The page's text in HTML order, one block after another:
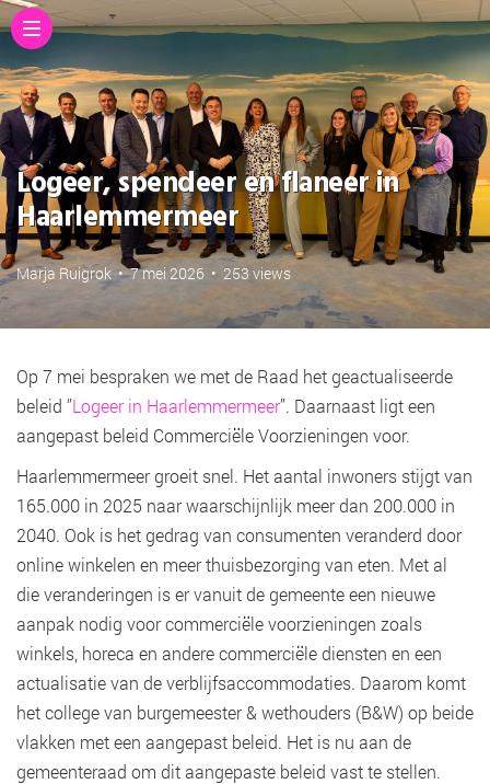
Logeer, spendeer en flaneer in
Haarlemmermeer
Marja Ruigrok • 7 mei 2026 • 253 views
Op 7 mei bespraken we met de Raad het geactualiseerde
beleid ‘’Logeer in Haarlemmermeer’’. Daarnaast ligt een
aangepast beleid Commerciële Voorzieningen voor.
Haarlemmermeer groeit snel. Het aantal inwoners stijgt van
165.000 in 2025 naar waarschijnlijk meer dan 200.000 in
2040. Ook is het gedrag van consumenten veranderd door
online winkelen en meer thuisbezorging van eten. Met al
die veranderingen is er vanuit de gemeente een nieuwe
aanpak nodig voor commerciële voorzieningen zoals
winkels, horeca en andere commerciële diensten en een
actualisatie van de verblijfsaccommodaties. Daarom komt
het college van burgemeester & wethouders (B&W) op beide
vlakken met een aangepast beleid. Het is nu aan de
gemeenteraad om dit aangepaste beleid vast te stellen.